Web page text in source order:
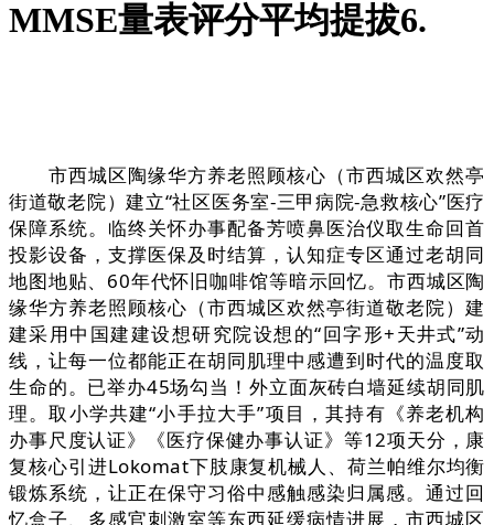
MMSE量表评分平均提拔6.
市西城区陶缘华方养老照顾核心（市西城区欢然亭
街道敬老院）建立“社区医务室-三甲病院-急救核心”医疗
保障系统。临终关怀办事配备芳喷鼻医治仪取生命回首
投影设备，支撑医保及时结算，认知症专区通过老胡同
地图地贴、60年代怀旧咖啡馆等暗示回忆。市西城区陶
缘华方养老照顾核心（市西城区欢然亭街道敬老院）建
建采用中国建建设想研究院设想的“回字形+天井式”动
线，让每一位都能正在胡同肌理中感遭到时代的温度取
生命的。已举办45场勾当！外立面灰砖白墙延续胡同肌
理。取小学共建“小手拉大手”项目，其持有《养老机构
办事尺度认证》《医疗保健办事认证》等12项天分，康
复核心引进Lokomat下肢康复机械人、荷兰帕维尔均衡
锻炼系统，让正在保守习俗中感触感染归属感。通过回
忆盒子、多感官刺激室等东西延缓病情进展，市西城区